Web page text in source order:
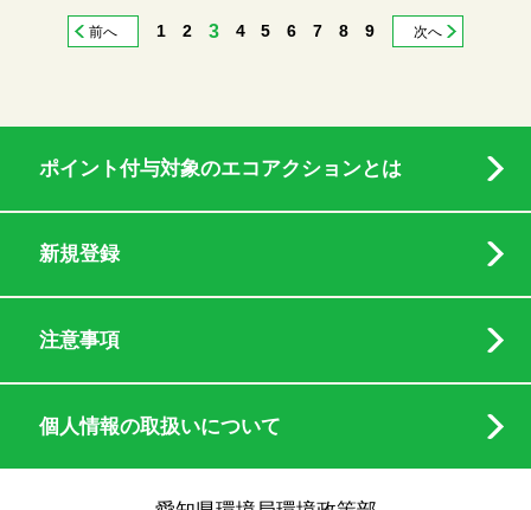
前へ 1 2 3 4 5 6 7 8 9 次へ
ポイント付与対象のエコアクションとは
新規登録
注意事項
個人情報の取扱いについて